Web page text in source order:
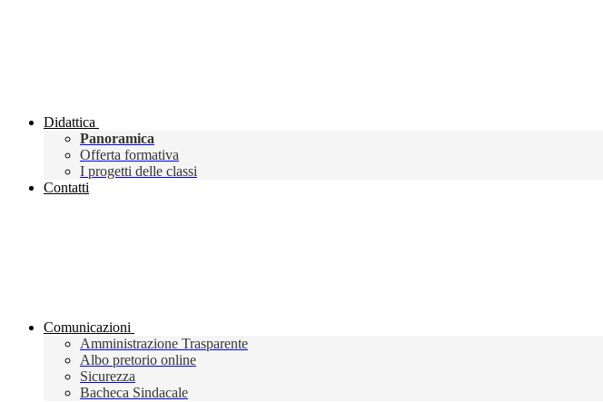
Didattica
Panoramica
Offerta formativa
I progetti delle classi
Contatti
Comunicazioni
Amministrazione Trasparente
Albo pretorio online
Sicurezza
Bacheca Sindacale